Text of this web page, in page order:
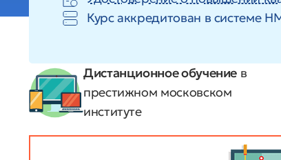
Курс аккредитован в системе
Дистанционное обучение в
престижном московском
институте